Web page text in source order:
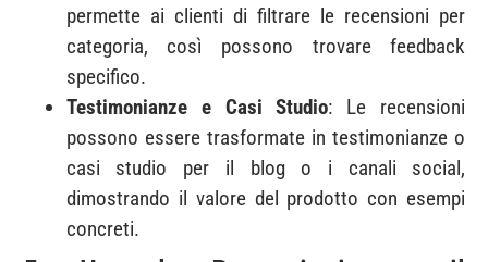
permette ai clienti di filtrare le recensioni per
categoria, così possono trovare feedback
specifico.
Testimonianze e Casi Studio: Le recensioni
possono essere trasformate in testimonianze o
casi studio per il blog o i canali social,
dimostrando il valore del prodotto con esempi
concreti.